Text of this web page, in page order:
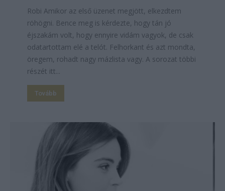
Robi Amikor az első üzenet megjött, elkezdtem
röhögni. Bence meg is kérdezte, hogy tán jó
éjszakám volt, hogy ennyire vidám vagyok, de csak
odatartottam elé a telót. Felhorkant és azt mondta,
öregem, rohadt nagy mázlista vagy. A sorozat többi
részét itt...
Tovább